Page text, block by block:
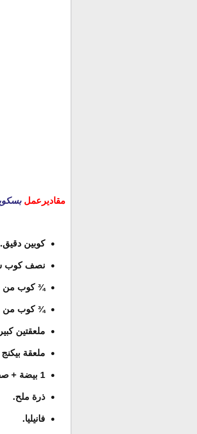
مقاديرعمل
كوبين دقيق.
نصف كوب
¾ كوب من
¾ كوب من
ملعقتين
ملعقة بيكنج
1 بيضة + صفار بيضة.
ذرة ملح.
فانيليا.